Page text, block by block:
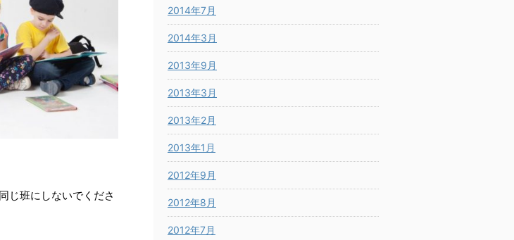
じ班にしないでくださ
2014年7月
2014年3月
2013年9月
2013年3月
2013年2月
2013年1月
2012年9月
2012年8月
2012年7月